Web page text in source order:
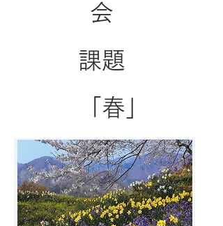
会
課題
「春」